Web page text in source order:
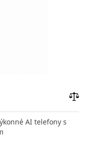
AI telefony s